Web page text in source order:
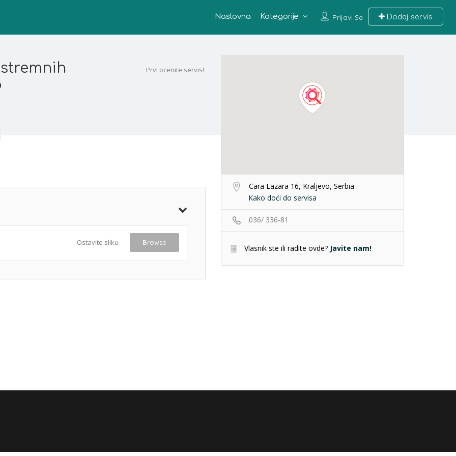
Prijavi Se Dodaj servis
Naslovna Kategorije
Prvi ocenite servis!
Cara Lazara 16, Kraljevo, Serbia
Kako doći do servisa
036/ 336-81
Vlasnik ste ili radite ovde? Javite nam!
Ostavite sliku Browse